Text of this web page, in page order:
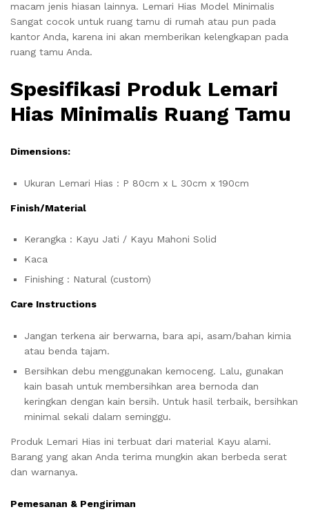
macam jenis hiasan lainnya. Lemari Hias Model Minimalis
Sangat cocok untuk ruang tamu di rumah atau pun pada
kantor Anda, karena ini akan memberikan kelengkapan pada
ruang tamu Anda.
Spesifikasi Produk Lemari
Hias Minimalis Ruang Tamu
Dimensions:
Ukuran Lemari Hias : P 80cm x L 30cm x 190cm
Finish/Material
Kerangka : Kayu Jati / Kayu Mahoni Solid
Kaca
Finishing : Natural (custom)
Care Instructions
Jangan terkena air berwarna, bara api, asam/bahan kimia
atau benda tajam.
Bersihkan debu menggunakan kemoceng. Lalu, gunakan
kain basah untuk membersihkan area bernoda dan
keringkan dengan kain bersih. Untuk hasil terbaik, bersihkan
minimal sekali dalam seminggu.
Produk Lemari Hias ini terbuat dari material Kayu alami.
Barang yang akan Anda terima mungkin akan berbeda serat
dan warnanya.
Pemesanan & Pengiriman